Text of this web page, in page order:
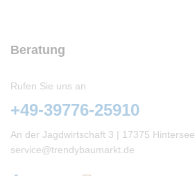
Beratung
Rufen Sie uns an
+49-39776-25910
An der Jagdwirtschaft 3 | 17375 Hintersee
service@trendybaumarkt.de